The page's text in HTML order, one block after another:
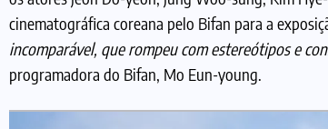
cinematográfica coreana pelo Bifan para a
incomparável, que rompeu com estereótipos e
programadora do Bifan, Mo Eun-young.